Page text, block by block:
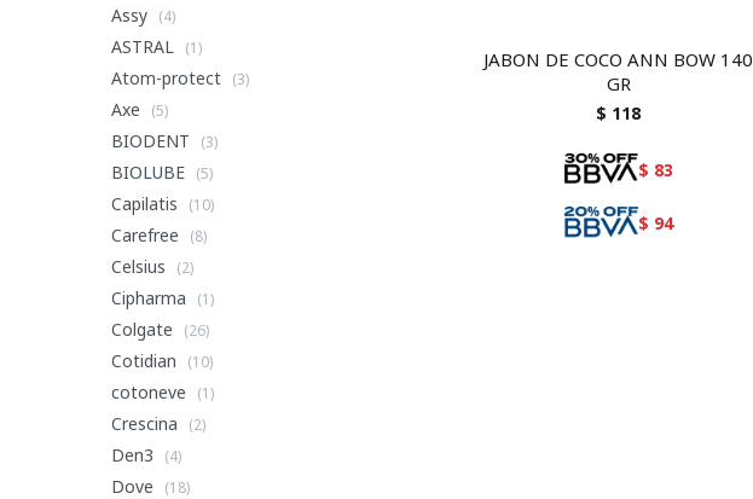
JABON DE COCO ANN BOW 140
GR
$ 118
$ 83
$ 94
Assy (4)
ASTRAL (1)
Atom-protect (3)
Axe (5)
BIODENT (3)
BIOLUBE (5)
Capilatis (10)
Carefree (8)
Celsius (2)
Cipharma (1)
Colgate (26)
Cotidian (10)
cotoneve (1)
Crescina (2)
Den3 (4)
Dove (18)